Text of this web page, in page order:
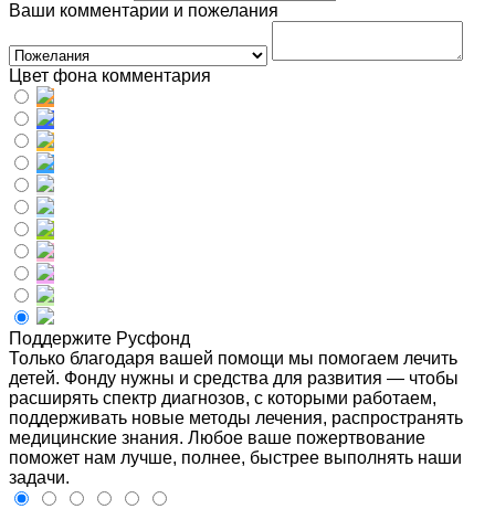
Ваши комментарии и пожелания
Цвет фона комментария
Поддержите Русфонд
Только благодаря вашей помощи мы помогаем лечить
детей. Фонду нужны и средства для развития — чтобы
расширять спектр диагнозов, с которыми работаем,
поддерживать новые методы лечения, распространять
медицинские знания. Любое ваше пожертвование
поможет нам лучше, полнее, быстрее выполнять наши
задачи.